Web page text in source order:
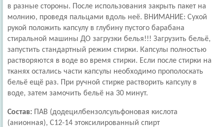
в разные стороны. После использования закрыть пакет на
молнию, проведя пальцами вдоль неё. ВНИМАНИЕ: Сухой
рукой положить капсулу в глубину пустого барабана
стиральной машины ДО загрузки белья!!! Загрузить бельё,
запустить стандартный режим стирки. Капсулы полностью
растворяются в воде во время стирки. Если после стирки на
тканях остались части капсулы необходимо прополоскать
бельё ещё раз. При ручной стирке растворить капсулу в
воде, затем замочить бельё на 30 минут.
Состав:
ПАВ (додецилбензолсульфоновая кислота
(анионная), C12-14 этоксилированный спирт